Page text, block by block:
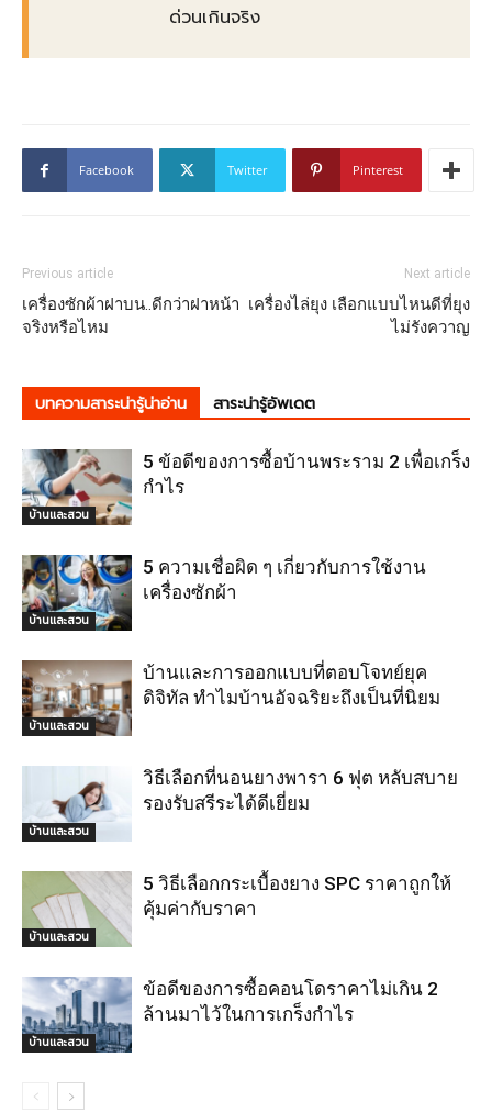
ด่วนเกินจริง
Facebook Twitter Pinterest
Previous article
เครื่องซักผ้าฝาบน..ดีกว่าฝาหน้า
จริงหรือไหม
Next article
เครื่องไล่ยุง เลือกแบบไหนดีที่ยุง
ไม่รังควาญ
บทความสาระน่ารู้น่าอ่าน สาระน่ารู้อัพเดต
บ้านและสวน
5 ข้อดีของการซื้อบ้านพระราม 2 เพื่อเกร็ง
กำไร
บ้านและสวน
5 ความเชื่อผิด ๆ เกี่ยวกับการใช้งาน
เครื่องซักผ้า
บ้านและสวน
บ้านและการออกแบบที่ตอบโจทย์ยุค
ดิจิทัล ทำไมบ้านอัจฉริยะถึงเป็นที่นิยม
บ้านและสวน
วิธีเลือกที่นอนยางพารา 6 ฟุต หลับสบาย
รองรับสรีระได้ดีเยี่ยม
บ้านและสวน
5 วิธีเลือกกระเบื้องยาง SPC ราคาถูกให้
คุ้มค่ากับราคา
บ้านและสวน
ข้อดีของการซื้อคอนโดราคาไม่เกิน 2
ล้านมาไว้ในการเกร็งกำไร